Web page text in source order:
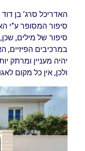
האדריכל סרג’ בן
סיפור המסופר ע”י
סיפור של מילים,
במרכיבים הפיזיים,
יהיה מעניין ומרתק
ולכן, אין כל מקום